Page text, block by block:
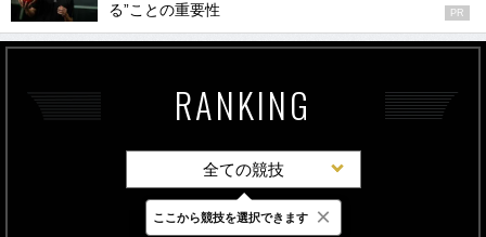
る”ことの重要性
PR
RANKING
全ての競技
最新 24時間 週間
ここから競技を選択できます ×